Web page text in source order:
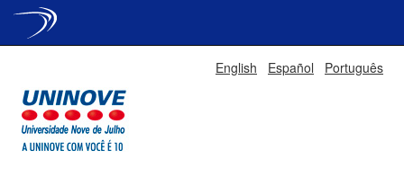
English Español Português